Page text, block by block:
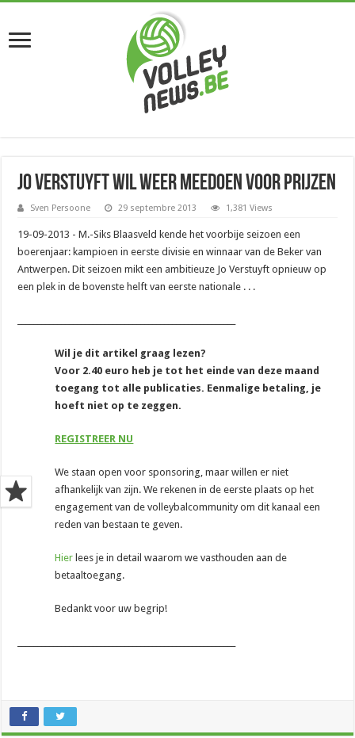
Jo Verstuyft wil weer meedoen voor prijzen
Sven Persoone 29 septembre 2013 1,381 Views
19-09-2013 - M.-Siks Blaasveld kende het voorbije seizoen een
boerenjaar: kampioen in eerste divisie en winnaar van de Beker van
Antwerpen. Dit seizoen mikt een ambitieuze Jo Verstuyft opnieuw op
een plek in de bovenste helft van eerste nationale . . .
Wil je dit artikel graag lezen?
Voor 2.40 euro heb je tot het einde van deze maand
toegang tot alle publicaties. Eenmalige betaling, je
hoeft niet op te zeggen.
REGISTREER NU
We staan open voor sponsoring, maar willen er niet
afhankelijk van zijn. We rekenen in de eerste plaats op het
engagement van de volleybalcommunity om dit kanaal een
reden van bestaan te geven.
Hier lees je in detail waarom we vasthouden aan de
betaaltoegang.
Bedankt voor uw begrip!